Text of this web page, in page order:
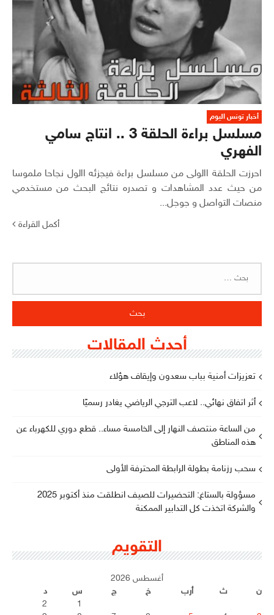
أخبار تونس اليوم
مسلسل براءة الحلقة 3 .. انتاج سامي
الفهري
احرزت الحلقة االولى من مسلسل براءة فيجزئه االول نجاحا ملموسا
من حيث عدد المشاهدات و تصدره نتائج البحث من مستخدمي
منصات التواصل و جوجل...
أكمل القراءة
أحدث المقالات
تعزيزات أمنية بباب سعدون وإيقاف هؤلاء
أثر اتفاق نهائي.. لاعب الترجي الرياضي يغادر رسميًا
من الساعة منتصف النهار إلى الخامسة مساء.. قطع دوري للكهرباء عن
هذه المناطق
سحب رزنامة بطولة الرابطة المحترفة الأولى
مسؤولة بالستاغ: التحضيرات للصيف انطلقت منذ أكتوبر 2025
والشركة اتخذت كل التدابير الممكنة
التقويم
أغسطس 2026
ن
ث أرب خ ج س
د
1
2